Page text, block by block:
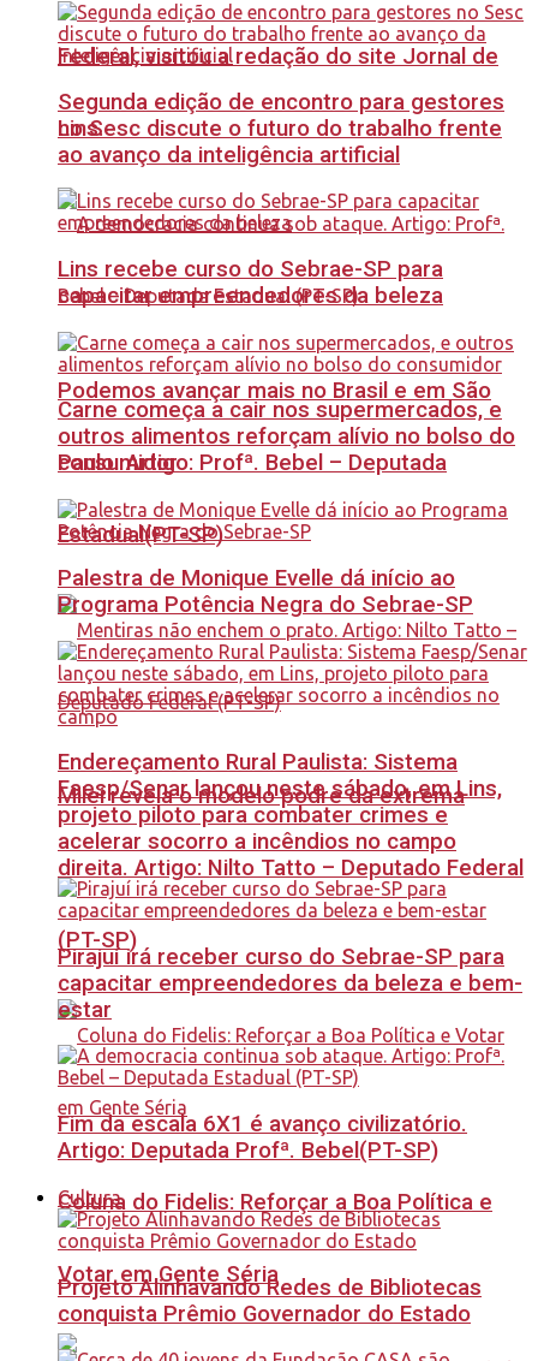
Federal, visitou a redação do site Jornal de
Lins.
Podemos avançar mais no Brasil e em São
Paulo. Artigo: Profª. Bebel – Deputada
Estadual(PT-SP)
Milei revela o modelo podre da extrema
direita. Artigo: Nilto Tatto – Deputado Federal
(PT-SP)
Coluna do Fidelis: Reforçar a Boa Política e
Votar em Gente Séria
Segunda edição de encontro para gestores
no Sesc discute o futuro do trabalho frente
ao avanço da inteligência artificial
Lins recebe curso do Sebrae-SP para
capacitar empreendedores da beleza
Carne começa a cair nos supermercados, e
outros alimentos reforçam alívio no bolso do
consumidor
Palestra de Monique Evelle dá início ao
Programa Potência Negra do Sebrae-SP
Endereçamento Rural Paulista: Sistema
Faesp/Senar lançou neste sábado, em Lins,
projeto piloto para combater crimes e
acelerar socorro a incêndios no campo
Pirajuí irá receber curso do Sebrae-SP para
capacitar empreendedores da beleza e bem-
estar
Fim da escala 6X1 é avanço civilizatório.
Artigo: Deputada Profª. Bebel(PT-SP)
Cultura
Projeto Alinhavando Redes de Bibliotecas
conquista Prêmio Governador do Estado